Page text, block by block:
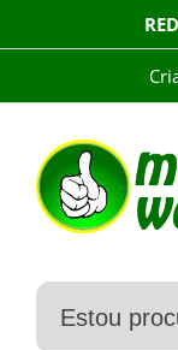
content